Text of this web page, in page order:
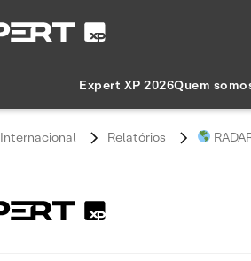
Expert XP 2026Quem
Internacional Relatórios